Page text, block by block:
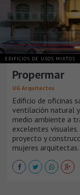
EDIFICIOS DE USOS MIXTOS
Propermar
UG Arquitectos
Edificio de oficinas
ventilación natural
medio ambiente a
excelentes
proyecto y
mujeres arquitectas.